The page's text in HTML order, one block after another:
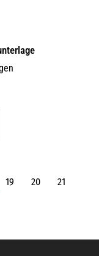
19 20
21